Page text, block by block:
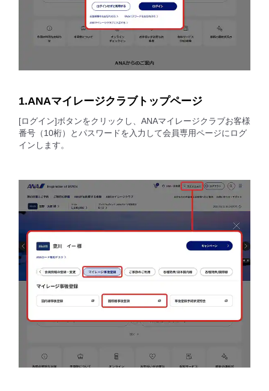
1.ANAマイレージクラブトップページ
[ログイン]ボタンをクリックし、ANAマイレージクラブお客様
番号（10桁）とパスワードを入力して会員専用ページにログ
インします。